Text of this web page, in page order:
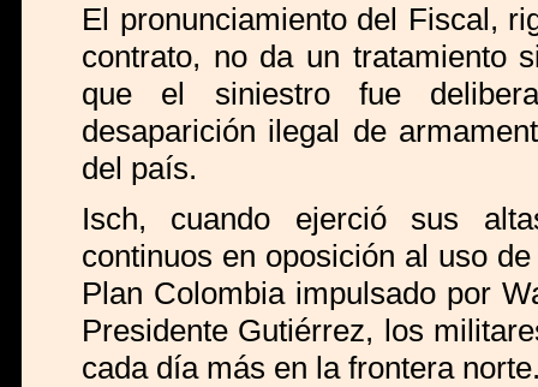
El pronunciamiento del Fiscal,
contrato, no da un tratamiento
que el siniestro fue
desaparición ilegal de
del país.
Isch, cuando ejerció sus
continuos en oposición al uso
Plan Colombia impulsado por
Presidente Gutiérrez, los
cada día más en la frontera